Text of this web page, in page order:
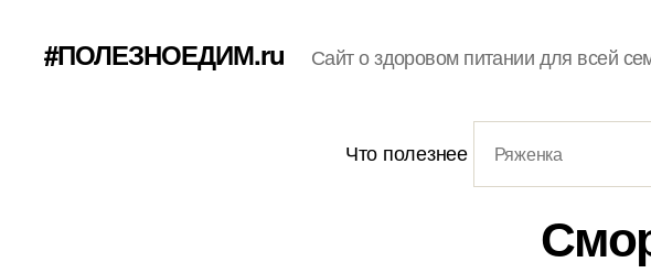
#ПОЛЕЗНОЕДИМ.ru Сайт о здоровом питании для всей
Что полезнее